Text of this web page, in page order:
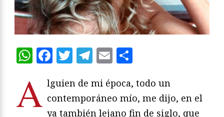
WhatsApp
Facebook
Twitter
Telegram
Email
A lguien de mi época, todo un
contemporáneo mío, me dijo, en el
ya también lejano fin de siglo, que